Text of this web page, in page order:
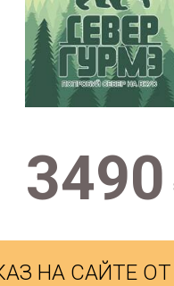
НА САЙТЕ
3490